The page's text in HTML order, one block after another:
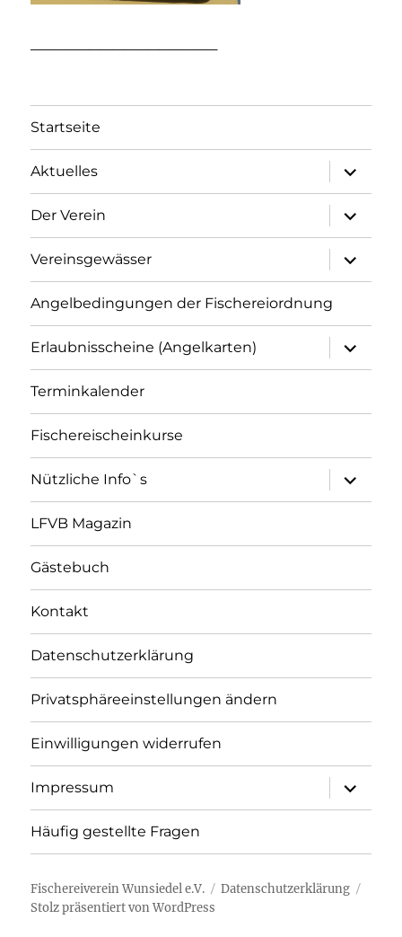
Startseite
Aktuelles
öffnen
Der Verein
öffnen
Vereinsgewässer
öffnen
Angelbedingungen der Fischereiordnung
Erlaubnisscheine (Angelkarten)
öffnen
Terminkalender
Fischereischeinkurse
Nützliche Info`s
öffnen
LFVB Magazin
Gästebuch
Kontakt
Datenschutzerklärung
Privatsphäreeinstellungen ändern
Einwilligungen widerrufen
Impressum
öffnen
Häufig gestellte Fragen
Fischereiverein Wunsiedel e.V.
Datenschutzerklärung
Stolz präsentiert von WordPress